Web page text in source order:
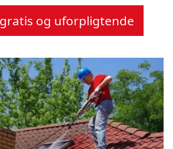
og uforpligtende